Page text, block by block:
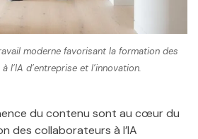
moderne favorisant la formation des
l’IA d’entreprise et l’innovation.
du contenu sont au cœur du
des collaborateurs à l’IA